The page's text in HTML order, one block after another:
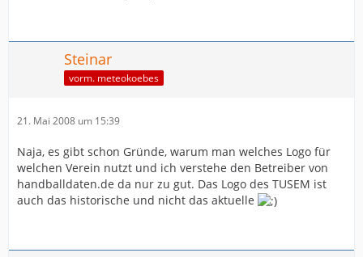
Steinar
vorm. meteokoebes
21. Mai 2008 um 15:39
Naja, es gibt schon Gründe, warum man welches Logo für
welchen Verein nutzt und ich verstehe den Betreiber von
handballdaten.de da nur zu gut. Das Logo des TUSEM ist
auch das historische und nicht das aktuelle